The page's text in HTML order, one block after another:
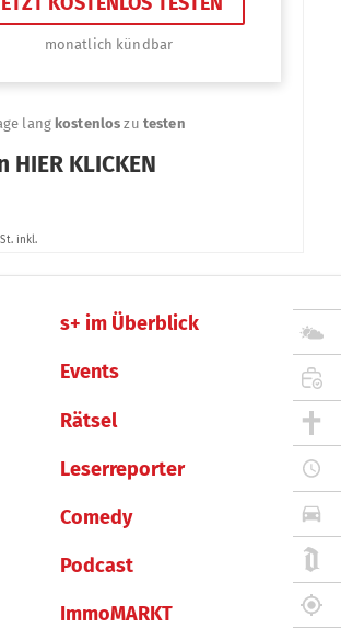
s+ im Überblick
Events
Rätsel
Leserreporter
Comedy
Podcast
ImmoMARKT